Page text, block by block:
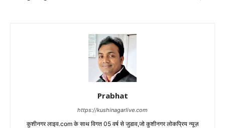
Prabhat
https://kushinagarlive.com
कुशीनगर लाइव.com के साथ विगत 05 वर्ष से जुडाव,जो कुशीनगर लोकप्रिय न्यूज़